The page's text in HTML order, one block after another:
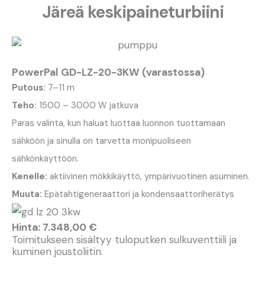
Järeä keskipaineturbiini
PowerPal GD-LZ-20-3KW (varastossa)
Putous: 7–11 m
Teho: 1500 – 3000 W jatkuva
Paras valinta, kun haluat luottaa luonnon tuottamaan
sähköön ja sinulla on tarvetta monipuoliseen
sähkönkäyttöön.
Kenelle: aktiivinen mökkikäyttö, ympärivuotinen asuminen.
Muuta: Epätahtigeneraattori ja kondensaattoriherätys
Hinta: 7.348,00 €
Toimitukseen sisältyy tuloputken sulkuventtiili ja
kuminen joustoliitin.